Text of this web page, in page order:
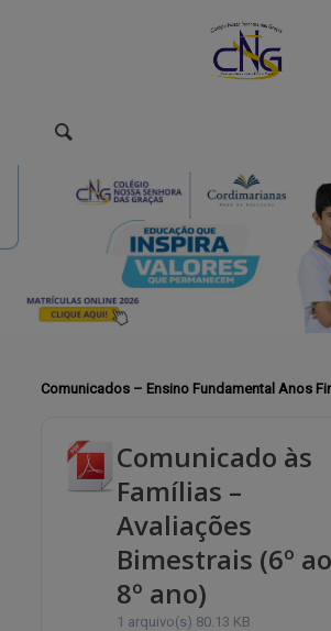
Comunicados – Ensino Fundamental Anos
Comunicado às
Famílias –
Avaliações
Bimestrais (6º ao
8º ano)
1 arquivo(s) 80.13 KB